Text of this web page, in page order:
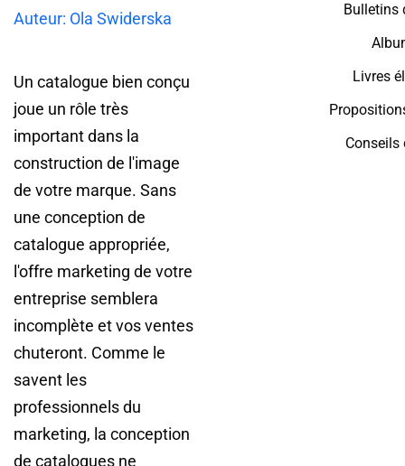
Auteur: Ola Swiderska
Un catalogue bien conçu
joue un rôle très
important dans la
construction de l'image
de votre marque. Sans
une conception de
catalogue appropriée,
l'offre marketing de votre
entreprise semblera
incomplète et vos ventes
chuteront. Comme le
savent les
professionnels du
marketing, la conception
de catalogues ne
Bulletins
Livres
Conseils